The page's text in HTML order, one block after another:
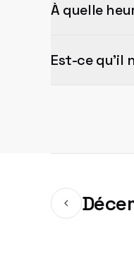
À quelle
Est-ce qu'il